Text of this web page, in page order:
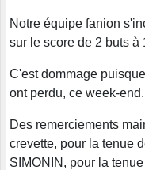
Notre équipe fanion
sur le score de 2 buts à
C'est dommage
ont perdu, ce week-
Des remerciements
crevette, pour la tenue
SIMONIN, pour la